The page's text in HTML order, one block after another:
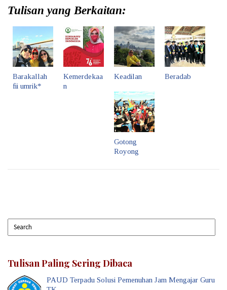
Tulisan yang Berkaitan:
Barakallah
fii umrik*
Kemerdekaa
n
Keadilan Beradab
Gotong
Royong
Tulisan Paling Sering Dibaca
PAUD Terpadu Solusi Pemenuhan Jam Mengajar Guru